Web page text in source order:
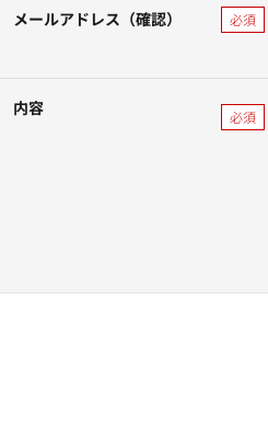
メールアドレス（確認）
内容